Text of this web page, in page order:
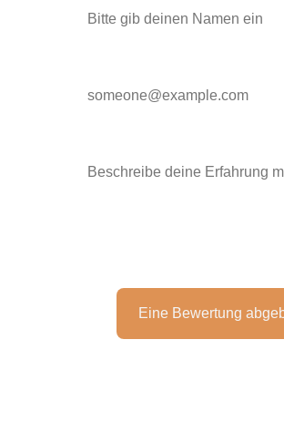
Eine Bewertung